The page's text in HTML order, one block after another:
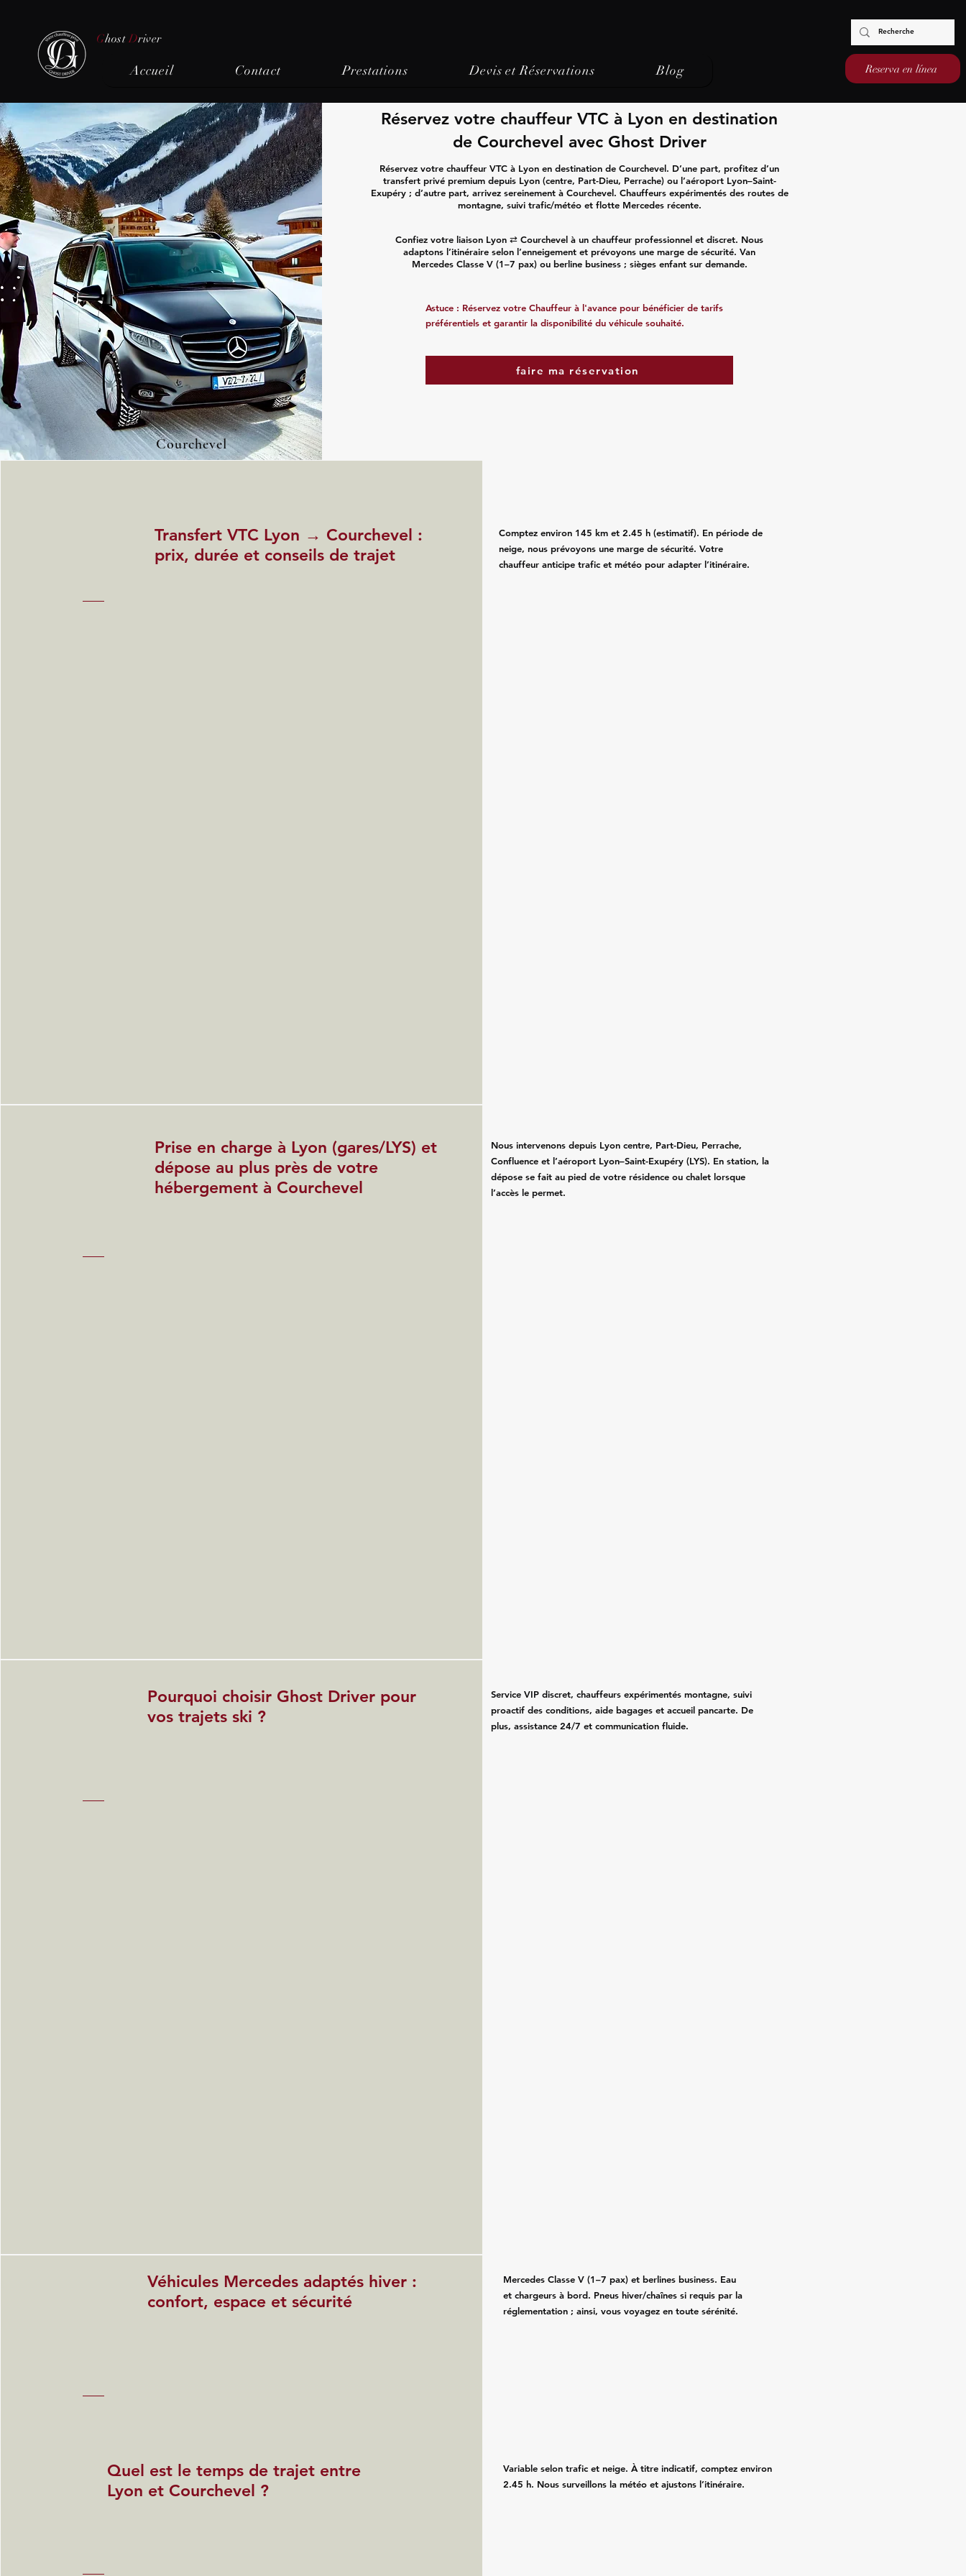
Ghost Driver
Accueil Contact Prestations Devis et Réservations Blog Reserva en línea
Courchevel
Réservez votre chauffeur VTC à Lyon en destination
de Courchevel avec Ghost Driver
Réservez votre chauffeur VTC à Lyon en destination de Courchevel. D’une part, profitez d’un
transfert privé premium depuis Lyon (centre, Part-Dieu, Perrache) ou l’aéroport Lyon–Saint-
Exupéry ; d’autre part, arrivez sereinement à Courchevel. Chauffeurs expérimentés des routes de
montagne, suivi trafic/météo et flotte Mercedes récente.
Confiez votre liaison Lyon ⇄ Courchevel à un chauffeur professionnel et discret. Nous
adaptons l’itinéraire selon l’enneigement et prévoyons une marge de sécurité. Van
Mercedes Classe V (1–7 pax) ou berline business ; sièges enfant sur demande.
Astuce : Réservez votre Chauffeurà l'avance pour bénéficier de tarifs
préférentiels et garantir la disponibilité du véhicule souhaité.
faire ma réservation
Transfert VTC Lyon → Courchevel :
prix, durée et conseils de trajet
Comptez environ 145 km et 2.45 h (estimatif). En période de
neige, nous prévoyons une marge de sécurité. Votre
chauffeur anticipe trafic et météo pour adapter l’itinéraire.
Prise en charge à Lyon (gares/LYS) et
dépose au plus près de votre
hébergement à Courchevel
Nous intervenons depuis Lyon centre, Part-Dieu, Perrache,
Confluence et l’aéroport Lyon–Saint-Exupéry (LYS). En station, la
dépose se fait au pied de votre résidence ou chalet lorsque
l’accès le permet.
Pourquoi choisir Ghost Driver pour
vos trajets ski ?
Service VIP discret, chauffeurs expérimentés montagne, suivi
proactif des conditions, aide bagages et accueil pancarte. De
plus, assistance 24/7 et communication fluide.
Véhicules Mercedes adaptés hiver :
confort, espace et sécurité
Mercedes Classe V (1–7 pax) et berlines business. Eau
et chargeurs à bord. Pneus hiver/chaînes si requis par la
réglementation ; ainsi, vous voyagez en toute sérénité.
Quel est le temps de trajet entre
Lyon et Courchevel ?
Variable selon trafic et neige. À titre indicatif, comptez environ
2.45 h. Nous surveillons la météo et ajustons l’itinéraire.